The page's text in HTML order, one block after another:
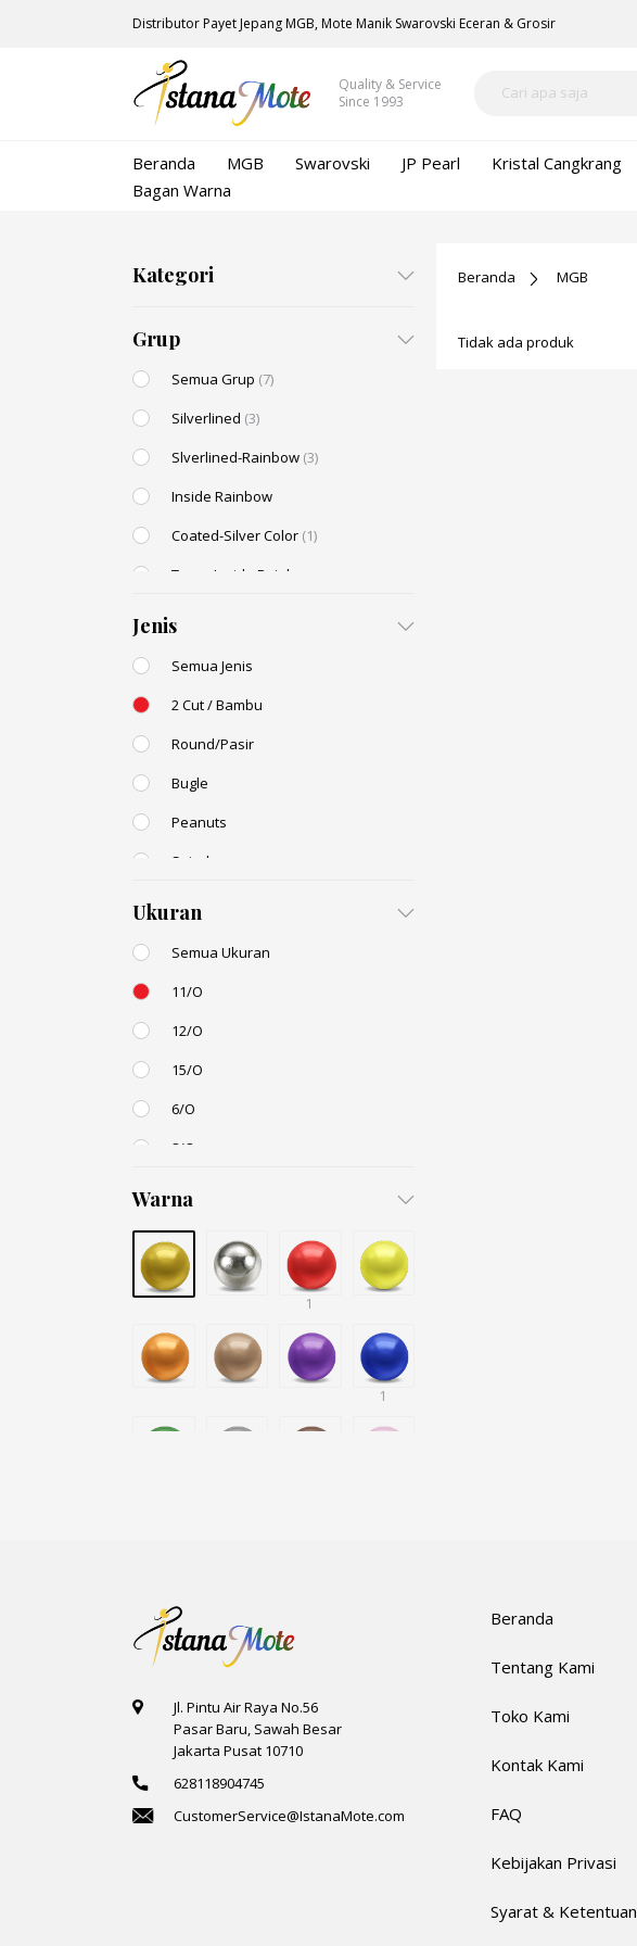
Distributor Payet Jepang MGB, Mote Manik Swarovski Eceran & Grosir
Quality & Service
Since 1993
Beranda MGB Swarovski JP Pearl Kristal Cangkrang
Bagan Warna
Kategori
Grup
Semua Grup (7)
Silverlined (3)
Slverlined-Rainbow (3)
Inside Rainbow
Coated-Silver Color (1)
Trans-Inside Rainbow
Jenis
Semua Jenis
2 Cut / Bambu
Round/Pasir
Bugle
Peanuts
Spiral
Ukuran
Semua Ukuran
11/O
12/O
15/O
6/O
8/O
6mm
12mm
Small / S-P
Warna
1
1
Beranda MGB
Tidak ada produk
Jl. Pintu Air Raya No.56
Pasar Baru, Sawah Besar
Jakarta Pusat 10710
628118904745
CustomerService@IstanaMote.com
Beranda
Tentang Kami
Toko Kami
Kontak Kami
FAQ
Kebijakan Privasi
Syarat & Ketentuan